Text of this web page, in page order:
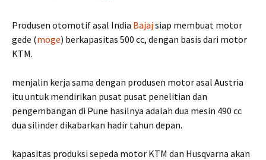
Produsen otomotif asal India Bajajsiap membuat motor
gede (moge) berkapasitas 500 cc, dengan basis dari motor
KTM.
menjalin kerja sama dengan produsen motor asal Austria
itu untuk mendirikan pusat pusat penelitian dan
pengembangan di Pune hasilnya adalah dua mesin 490 cc
dua silinder dikabarkan hadir tahun depan.
kapasitas produksi sepeda motor KTM dan Husqvarna akan